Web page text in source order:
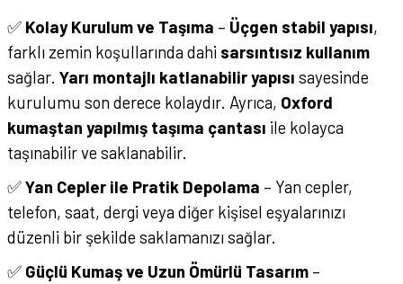
✅ Kolay Kurulum ve Taşıma – Üçgen stabil yapısı,
farklı zemin koşullarında dahi sarsıntısız kullanım
sağlar. Yarı montajlı katlanabilir yapısı sayesinde
kurulumu son derece kolaydır. Ayrıca, Oxford
kumaştan yapılmış taşıma çantası ile kolayca
taşınabilir ve saklanabilir.
✅Yan Cepler ile Pratik Depolama – Yan cepler,
telefon, saat, dergi veya diğer kişisel eşyalarınızı
düzenli bir şekilde saklamanızı sağlar.
✅ Güçlü Kumaş ve Uzun Ömürlü Tasarım–